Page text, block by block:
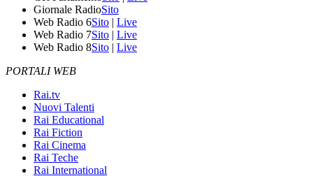
Giornale RadioSito
Web Radio 6Sito | Live
Web Radio 7Sito | Live
Web Radio 8Sito | Live
PORTALI WEB
Rai.tv
Nuovi Talenti
Rai Educational
Rai Fiction
Rai Cinema
Rai Teche
Rai International